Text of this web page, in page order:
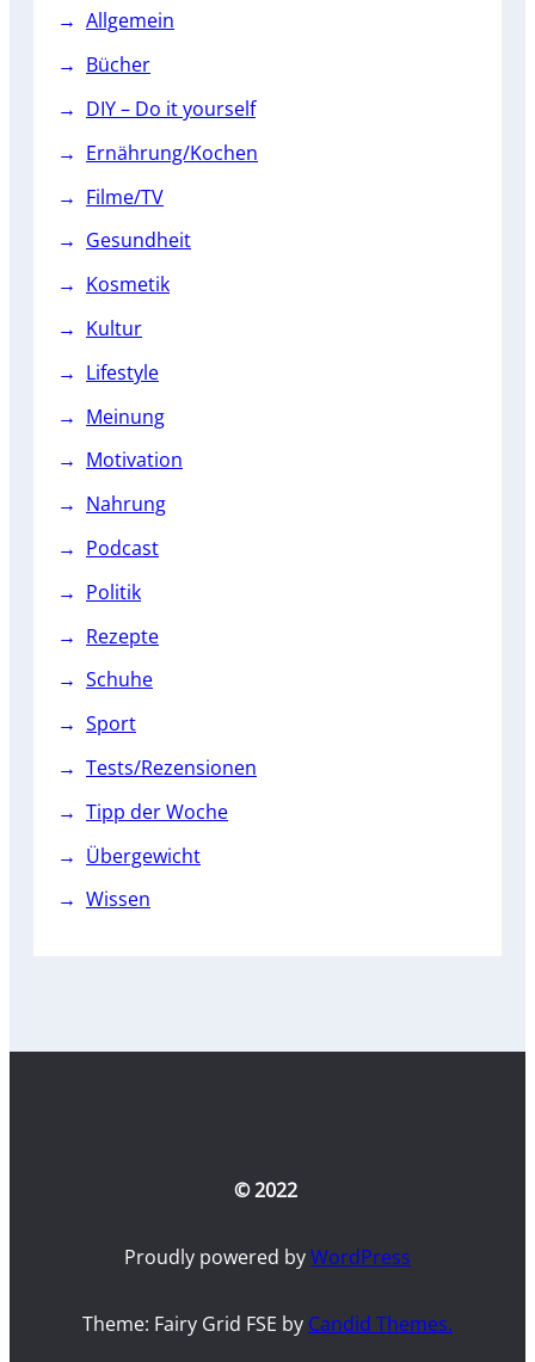
Allgemein
Bücher
DIY – Do it yourself
Ernährung/Kochen
Filme/TV
Gesundheit
Kosmetik
Kultur
Lifestyle
Meinung
Motivation
Nahrung
Podcast
Politik
Rezepte
Schuhe
Sport
Tests/Rezensionen
Tipp der Woche
Übergewicht
Wissen
© 2022
Proudly powered byWordPress
Theme: Fairy Grid FSE by Candid Themes.